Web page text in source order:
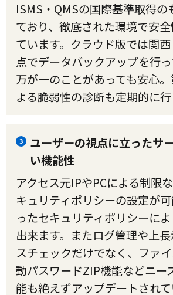
ISMS・QMSの国際基準取得の
ており、徹底された環境で安
ています。クラウド版では関
点でデータバックアップを行っ
万が一のことがあっても安心
よる脆弱性の診断も定期的に行
3
ユーザーの視点に立ったサ
い機能性
アクセス元IPやPCによる制限
キュリティポリシーの設定が
ったセキュリティポリシーに
出来ます。またログ管理や上
スチェックだけでなく、ファ
動パスワードZIP機能などニー
能も絶えずアップデートされて